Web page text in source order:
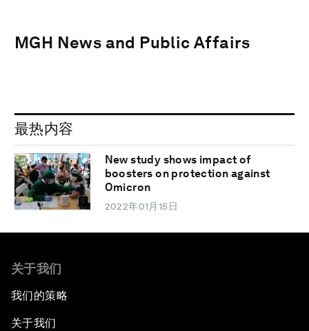
MGH News and Public Affairs
最热内容
New study shows impact of
boosters on protection against
Omicron
2022年01月15日
关于我们
我们的策略
关于我们